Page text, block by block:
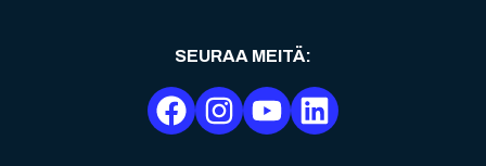
SEURAA MEITÄ: